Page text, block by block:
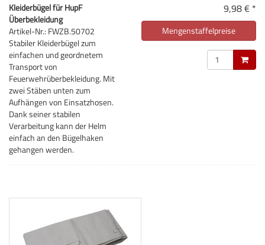
Kleiderbügel für HupF
Überbekleidung
Artikel-Nr.: FWZB.50702
Stabiler Kleiderbügel zum
einfachen und geordnetem
Transport von
Feuerwehrüberbekleidung. Mit
zwei Stäben unten zum
Aufhängen von Einsatzhosen.
Dank seiner stabilen
Verarbeitung kann der Helm
einfach an den Bügelhaken
gehangen werden.
9,98 € *
Mengenstaffelpreise